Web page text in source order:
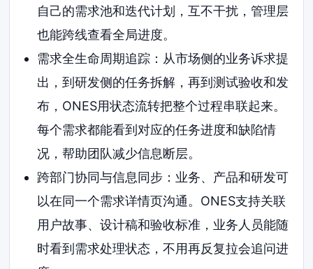
自己的需求池和迭代计划，互不干扰，管理层
也能跨线查看全局进度。
需求全生命周期追踪：从市场侧的业务诉求提
出，到研发侧的任务拆解，再到测试验收和发
布，ONES用状态流转把整个过程串联起来。
每个需求都能看到对应的任务进度和缺陷情
况，帮助团队减少信息断层。
跨部门协同与信息同步：业务、产品和研发可
以在同一个需求详情页沟通。ONES支持关联
用户故事、设计稿和验收标准，业务人员能随
时看到需求处理状态，不用再反复拉会追问进